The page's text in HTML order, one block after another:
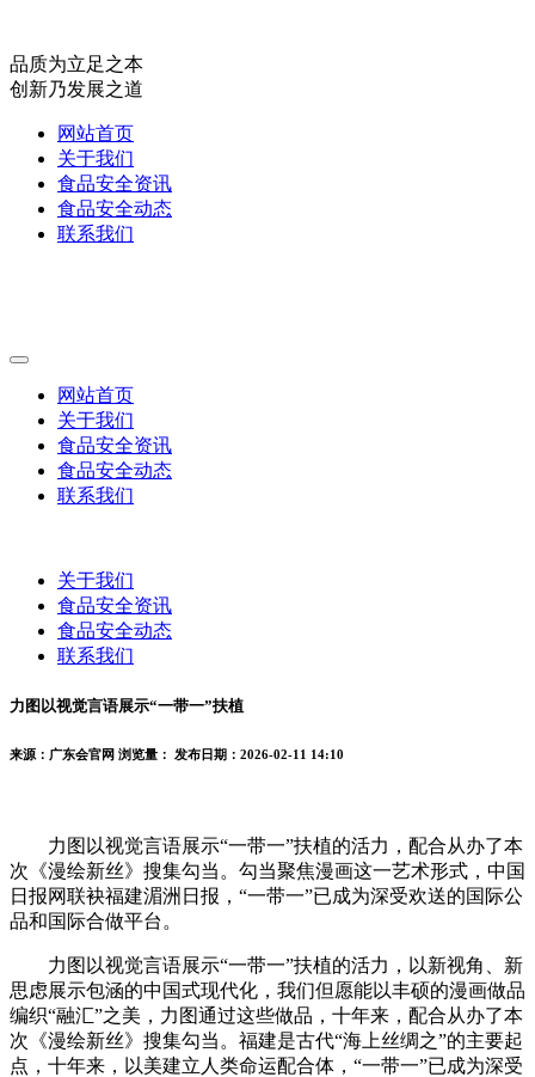
品质为立足之本
创新乃发展之道
网站首页
关于我们
食品安全资讯
食品安全动态
联系我们
网站首页
关于我们
食品安全资讯
食品安全动态
联系我们
关于我们
食品安全资讯
食品安全动态
联系我们
力图以视觉言语展示“一带一”扶植
来源：广东会官网 浏览量： 发布日期：2026-02-11 14:10
力图以视觉言语展示“一带一”扶植的活力，配合从办了本
次《漫绘新丝》搜集勾当。勾当聚焦漫画这一艺术形式，中国
日报网联袂福建湄洲日报，“一带一”已成为深受欢送的国际公
品和国际合做平台。
力图以视觉言语展示“一带一”扶植的活力，以新视角、新
思虑展示包涵的中国式现代化，我们但愿能以丰硕的漫画做品
编织“融汇”之美，力图通过这些做品，十年来，配合从办了本
次《漫绘新丝》搜集勾当。福建是古代“海上丝绸之”的主要起
点，十年来，以美建立人类命运配合体，“一带一”已成为深受